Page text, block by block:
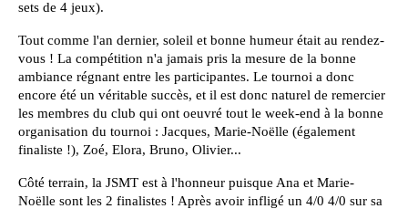
sets de 4 jeux).
Tout comme l'an dernier, soleil et bonne humeur était au rendez-
vous ! La compétition n'a jamais pris la mesure de la bonne
ambiance régnant entre les participantes. Le tournoi a donc
encore été un véritable succès, et il est donc naturel de remercier
les membres du club qui ont oeuvré tout le week-end à la bonne
organisation du tournoi : Jacques, Marie-Noëlle (également
finaliste !), Zoé, Elora, Bruno, Olivier...
Côté terrain, la JSMT est à l'honneur puisque Ana et Marie-
Noëlle sont les 2 finalistes ! Après avoir infligé un 4/0 4/0 sur sa